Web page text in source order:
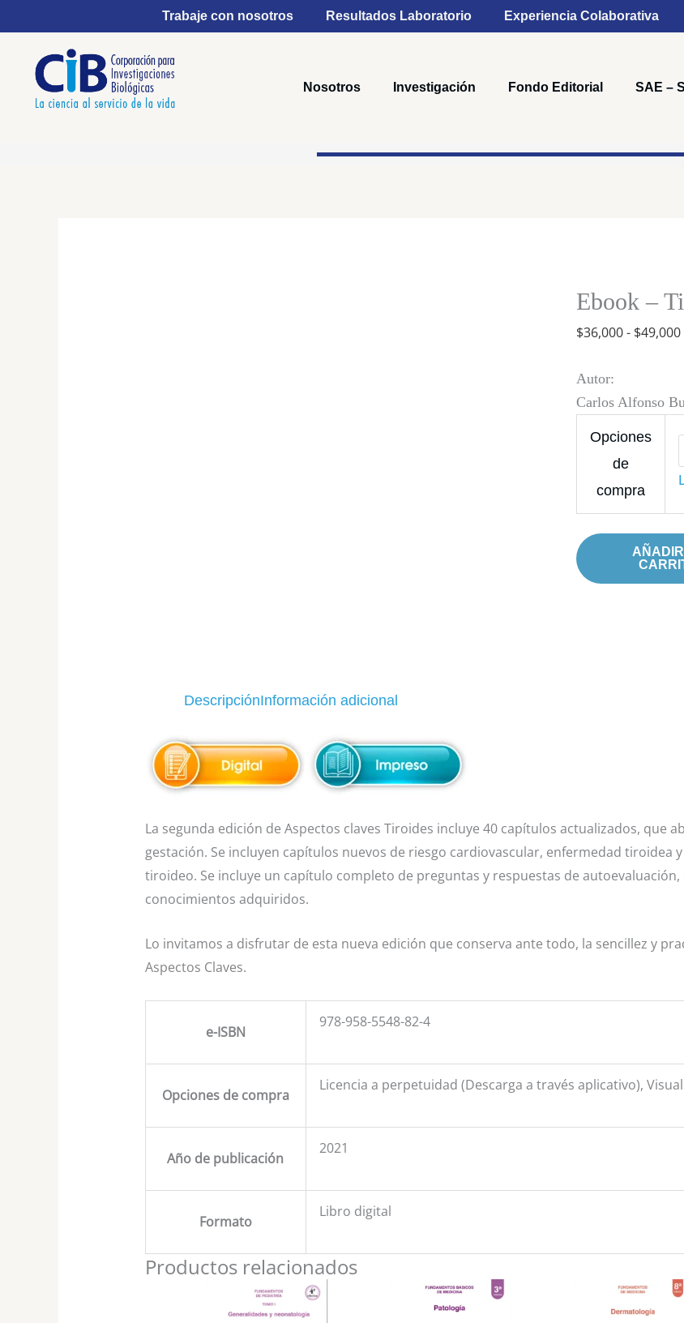
contenido
Trabaje con nosotros Resultados Laboratorio Experiencia Colaborativa
Nosotros Investigación Fondo Editorial SAE –
Ebook –
$36,000 - $49,000
Autor:
Carlos Alfonso
Opciones
de
compra
2
Ed.
DescripciónInformación adicional
La segunda edición de Aspectos claves Tiroides incluye 40 capítulos actualizados, que
gestación. Se incluyen capítulos nuevos de riesgo cardiovascular, enfermedad tiroidea
tiroideo. Se incluye un capítulo completo de preguntas y respuestas de
conocimientos adquiridos.
Lo invitamos a disfrutar de esta nueva edición que conserva ante todo, la sencillez y
Aspectos Claves.
e-ISBN
978-958-5548-82-4
Opciones de compra
Licencia a perpetuidad (Descarga a través aplicativo),
Año de publicación
2021
Formato
Libro digital
Productos relacionados